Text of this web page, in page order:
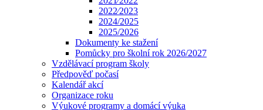
2022⁄2023
2024/2025
2025/2026
Dokumenty ke stažení
Pomůcky pro školní rok 2026/2027
Vzdělávací program školy
Předpověď počasí
Kalendář akcí
Organizace roku
Výukové programy a domácí výuka